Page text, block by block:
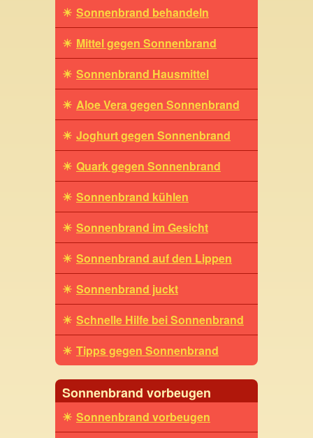
Sonnenbrand behandeln
Mittel gegen Sonnenbrand
Sonnenbrand Hausmittel
Aloe Vera gegen Sonnenbrand
Joghurt gegen Sonnenbrand
Quark gegen Sonnenbrand
Sonnenbrand kühlen
Sonnenbrand im Gesicht
Sonnenbrand auf den Lippen
Sonnenbrand juckt
Schnelle Hilfe bei Sonnenbrand
Tipps gegen Sonnenbrand
Sonnenbrand vorbeugen
Sonnenbrand vorbeugen